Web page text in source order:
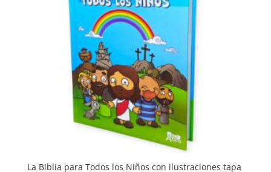
La Biblia para Todos los Niños con ilustraciones tapa